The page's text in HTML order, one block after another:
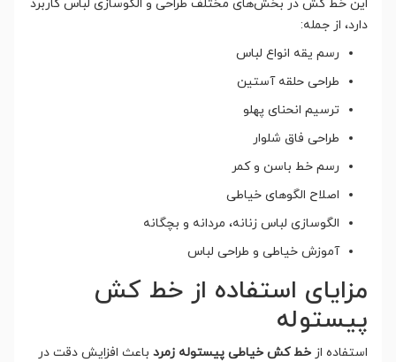
این خط کش در بخش‌های مختلف طراحی و الگوسازی لباس کاربرد
دارد، از جمله:
رسم یقه انواع لباس
طراحی حلقه آستین
ترسیم انحنای پهلو
طراحی فاق شلوار
رسم خط باسن و کمر
اصلاح الگوهای خیاطی
الگوسازی لباس زنانه، مردانه و بچگانه
آموزش خیاطی و طراحی لباس
مزایای استفاده از خط کش
پیستوله
استفاده از خط کش خیاطی پیستوله زمرد باعث افزایش دقت در